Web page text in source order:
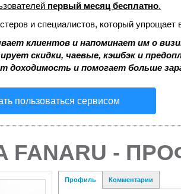
первый месяц бесплатно.
и специалистов, который упрощает
клиентов и напоминает им о
скидки, чаевые, кэшбэк и
доходимость и помогает больше
пользоваться сервисом
FANARU -
Профиль Комментарии